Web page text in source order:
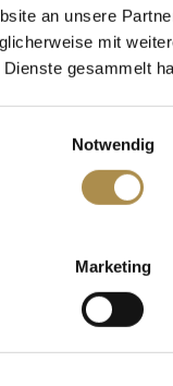
an unsere
mit
Dienste gesammelt
Notwendig
Marketing
eingeben: